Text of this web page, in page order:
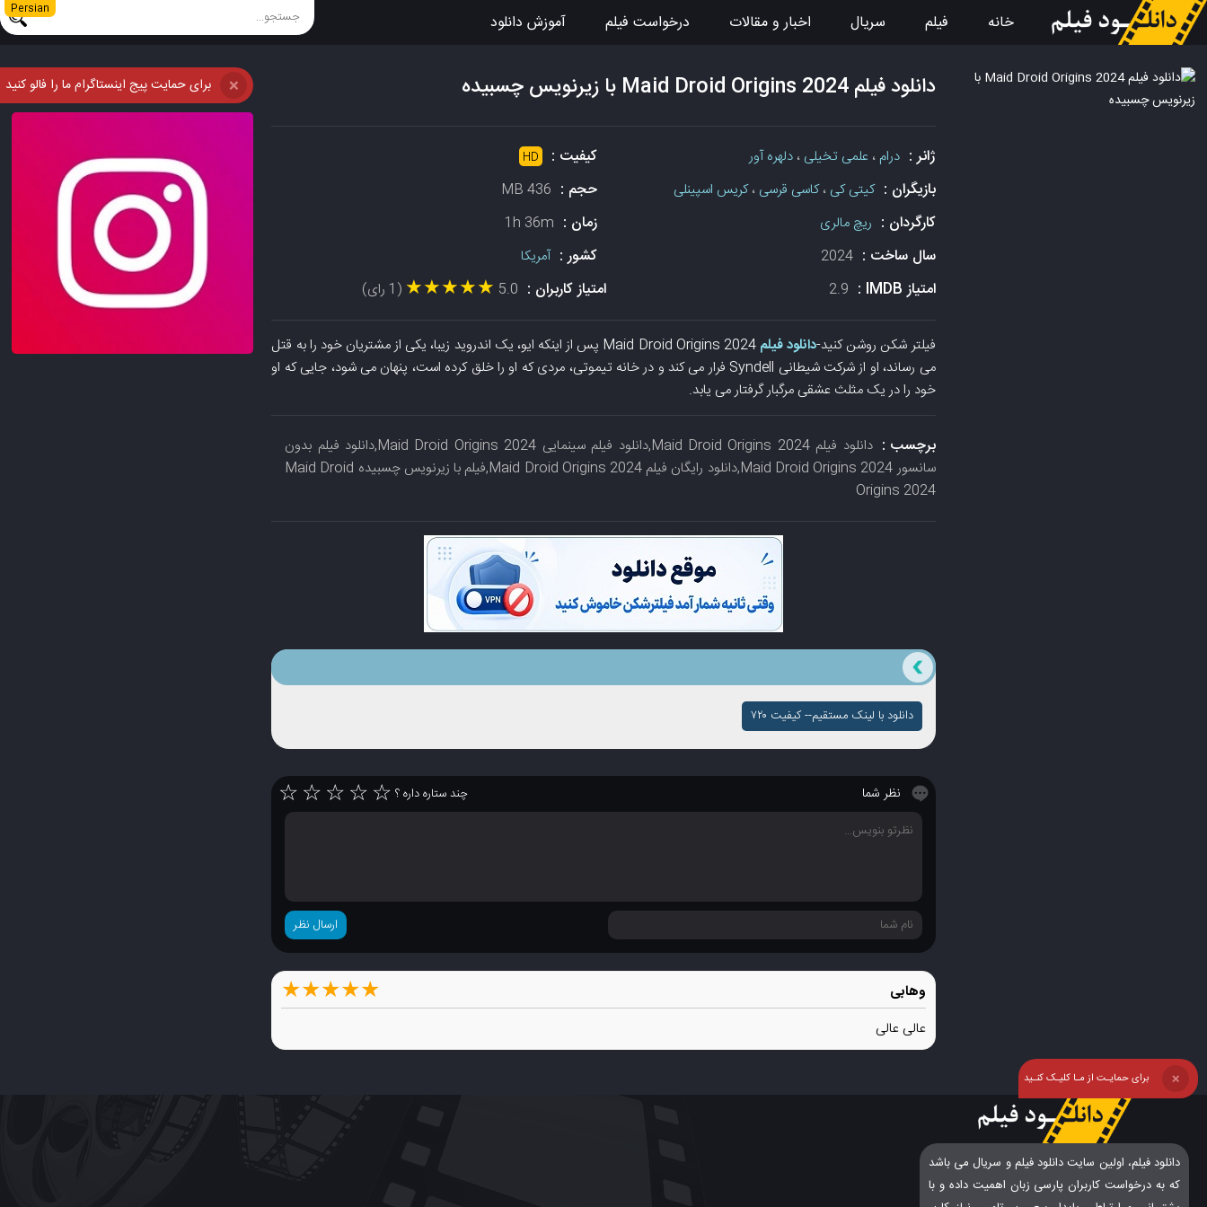
Persian
خانه فیلم سریال اخبار و مقالات درخواست فیلم آموزش دانلود
برای حمایت پیج اینستاگرام ما را فالو کنید ❌ دانلود فیلم Maid Droid Origins 2024 با زیرنویس چسبیده
ژانر :درام ، علمی تخیلی ،دلهره آور کیفیت : HD
بازیگران :کیتی کی ،کاسی قرسی ،کریس اسپینلی حجم : 436 MB
کارگردان : ریچ مالری زمان : 1h 36m
سال ساخت :2024 کشور :آمریکا
امتیاز IMDB : 2.9 امتیاز کاربران : 5.0
★★★★★
★★★★★ (1 رای)
فیلتر شکن روشن کنید-دانلود فیلم
Maid Droid Origins 2024 پس از اینکه ایو، یک اندروید زیبا، یکی از مشتریان خود را به قتل
می رساند، او از شرکت شیطانی Syndell فرار می کند و در خانه تیموتی، مردی که او را خلق کرده است، پنهان می شود، جایی که او
خود را در یک مثلث عشقی مرگبار گرفتار می یابد.
برچسب :
دانلود فیلم Maid Droid Origins 2024,دانلود فیلم سینمایی Maid Droid Origins 2024,دانلود فیلم بدون
سانسور Maid Droid Origins 2024,دانلود رایگان فیلم Maid Droid Origins 2024,فیلم با زیرنویس چسبیده Maid Droid
Origins 2024
دانلود با لینک مستقیم-- کیفیت ۷۲۰
نظر شما چند ستاره داره ؟ ☆
☆
☆
☆
☆
وهابی ★★★★★
عالی عالی
دانلود فیلم، اولین سایت دانلود فیلم و سریال می باشد
که به درخواست کاربران پارسی زبان اهمیت داده و با
برای حمایـت از مـا کلیـک کنـید ❌